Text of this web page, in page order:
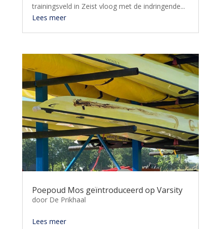
trainingsveld in Zeist vloog met de indringende...
Lees meer
Poepoud Mos geïntroduceerd op Varsity
door De Prikhaal
Lees meer